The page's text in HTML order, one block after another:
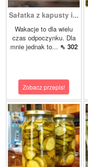
Sałatka z kapusty i...
Wakacje to dla wielu
czas odpoczynku. Dla
mnie jednak to... ⇖ 302
Zobacz przepis!